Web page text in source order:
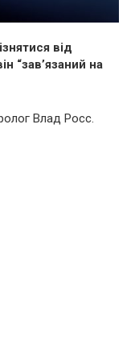
від
“зав’язаний на
Влад Росс.